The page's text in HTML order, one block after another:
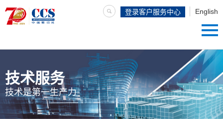
English
登录客户服务中心
技术服务
技术是第一生产力